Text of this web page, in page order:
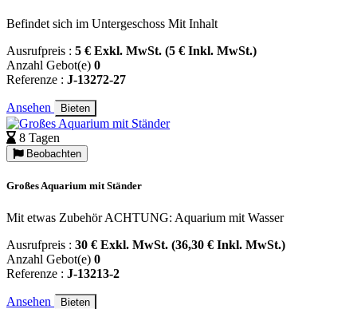
Befindet sich im Untergeschoss Mit Inhalt
Ausrufpreis : 5 € Exkl. MwSt. (5 € Inkl. MwSt.)
Anzahl Gebot(e) 0
Referenze : J-13272-27
Ansehen Bieten
8 Tagen
Beobachten
Großes Aquarium mit Ständer
Mit etwas Zubehör ACHTUNG: Aquarium mit Wasser
Ausrufpreis : 30 € Exkl. MwSt. (36,30 € Inkl. MwSt.)
Anzahl Gebot(e) 0
Referenze : J-13213-2
Ansehen Bieten